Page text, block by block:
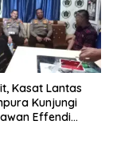
Kasat Lantas
Kunjungi
Effendi